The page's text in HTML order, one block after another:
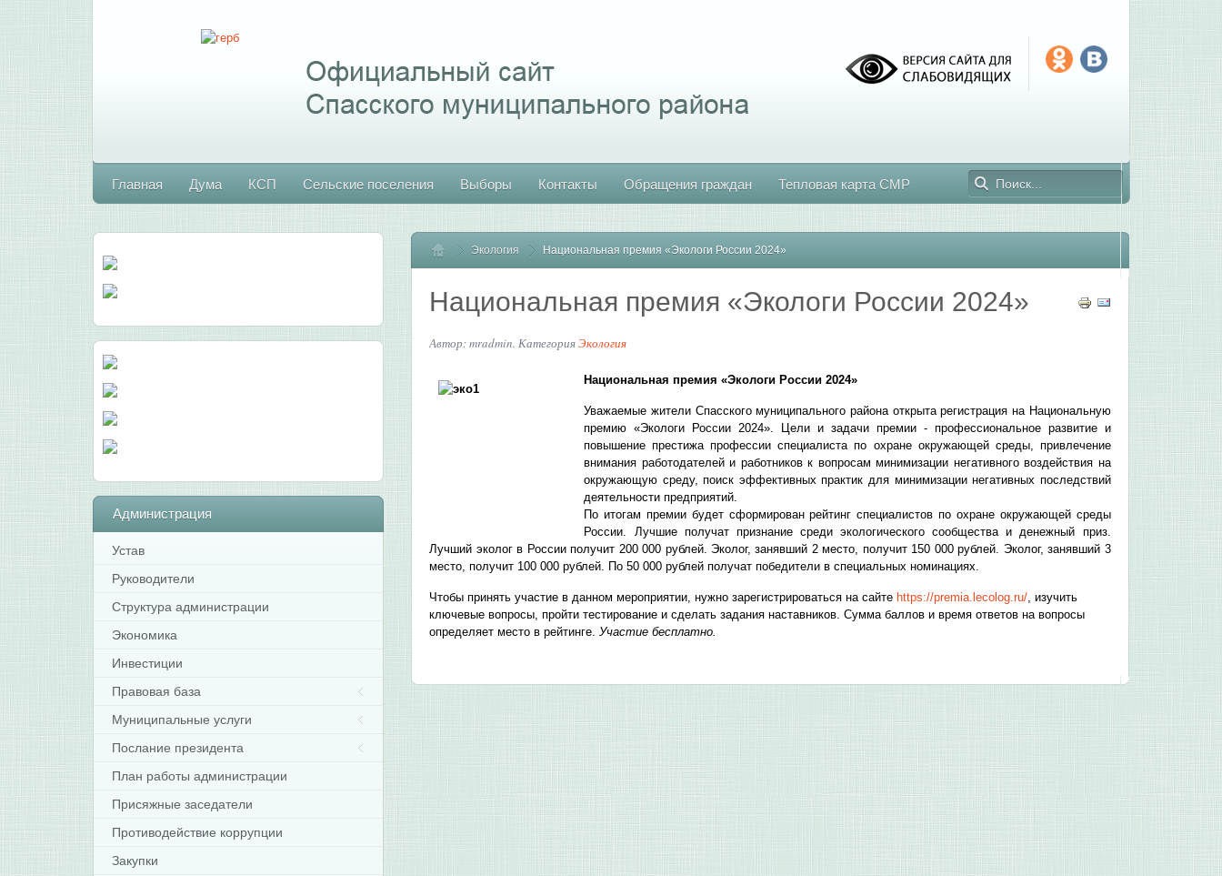
Главная Дума КСП Сельские поселения Выборы Контакты Обращения граждан Тепловая карта СМР
Главная
Экология Национальная премия «Экологи России 2024»
Национальная премия «Экологи России 2024»
Автор: mradmin. КатегорияЭкология
Национальная премия «Экологи России 2024»
Уважаемые жители Спасского муниципального района открыта регистрация на Национальную
премию «Экологи России 2024». Цели и задачи премии - профессиональное развитие и
повышение престижа профессии специалиста по охране окружающей среды, привлечение
внимания работодателей и работников к вопросам минимизации негативного воздействия на
окружающую среду, поиск эффективных практик для минимизации негативных последствий
деятельности предприятий.
По итогам премии будет сформирован рейтинг специалистов по охране окружающей среды
России. Лучшие получат признание среди экологического сообщества и денежный приз.
Лучший эколог в России получит 200 000 рублей. Эколог, занявший 2 место, получит 150 000 рублей. Эколог, занявший 3
место, получит 100 000 рублей. По 50 000 рублей получат победители в специальных номинациях.
Чтобы принять участие в данном мероприятии, нужно зарегистрироваться на сайте https://premia.lecolog.ru/, изучить
ключевые вопросы, пройти тестирование и сделать задания наставников. Сумма баллов и время ответов на вопросы
определяет место в рейтинге. Участие бесплатно.
Администрация
Устав
Руководители
Структура администрации
Экономика
Инвестиции
Правовая база
Муниципальные услуги
Послание президента
План работы администрации
Присяжные заседатели
Противодействие коррупции
Закупки